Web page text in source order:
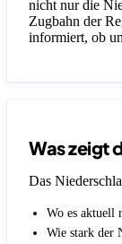
nicht nur die
Zugbahn der
informiert, ob
Was zeigt
Das
Wo es aktuell
Wie stark der